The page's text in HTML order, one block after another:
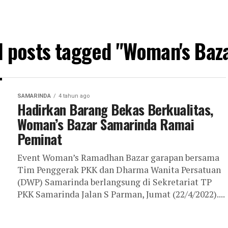
tagged "Woman's
SAMARINDA 4 tahun ago
Hadirkan Barang Bekas Berkualitas,
Woman’s Bazar Samarinda Ramai
Peminat
Event Woman’s Ramadhan Bazar garapan bersama
Tim Penggerak PKK dan Dharma Wanita Persatuan
(DWP) Samarinda berlangsung di Sekretariat TP
PKK Samarinda Jalan S Parman, Jumat (22/4/2022)....